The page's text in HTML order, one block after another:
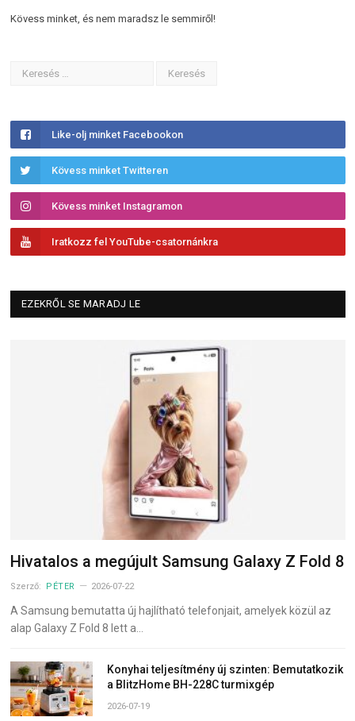
Kövess minket, és nem maradsz le semmiről!
Like-olj minket Facebookon
Kövess minket Twitteren
Kövess minket Instagramon
Iratkozz fel YouTube-csatornánkra
EZEKRŐL SE MARADJ LE
Hivatalos a megújult Samsung Galaxy Z Fold 8
Szerző: PÉTER 2026-07-22
A Samsung bemutatta új hajlítható telefonjait, amelyek közül az
alap Galaxy Z Fold 8 lett a…
Konyhai teljesítmény új szinten: Bemutatkozik
a BlitzHome BH-228C turmixgép
2026-07-19